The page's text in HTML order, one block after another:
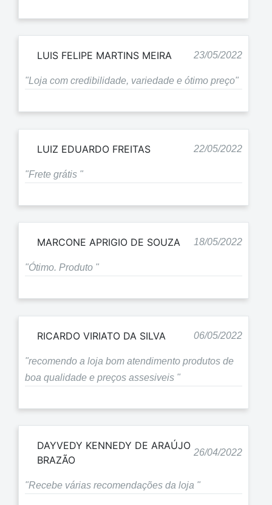
LUIS FELIPE MARTINS MEIRA 23/05/2022
"Loja com credibilidade, variedade e ótimo preço"
LUIZ EDUARDO FREITAS 22/05/2022
"Frete grátis "
MARCONE APRIGIO DE SOUZA 18/05/2022
"Ótimo. Produto "
RICARDO VIRIATO DA SILVA 06/05/2022
"recomendo a loja bom atendimento produtos de
boa qualidade e preços assesiveis "
DAYVEDY KENNEDY DE ARAÚJO
BRAZÃO
26/04/2022
"Recebe várias recomendações da loja "